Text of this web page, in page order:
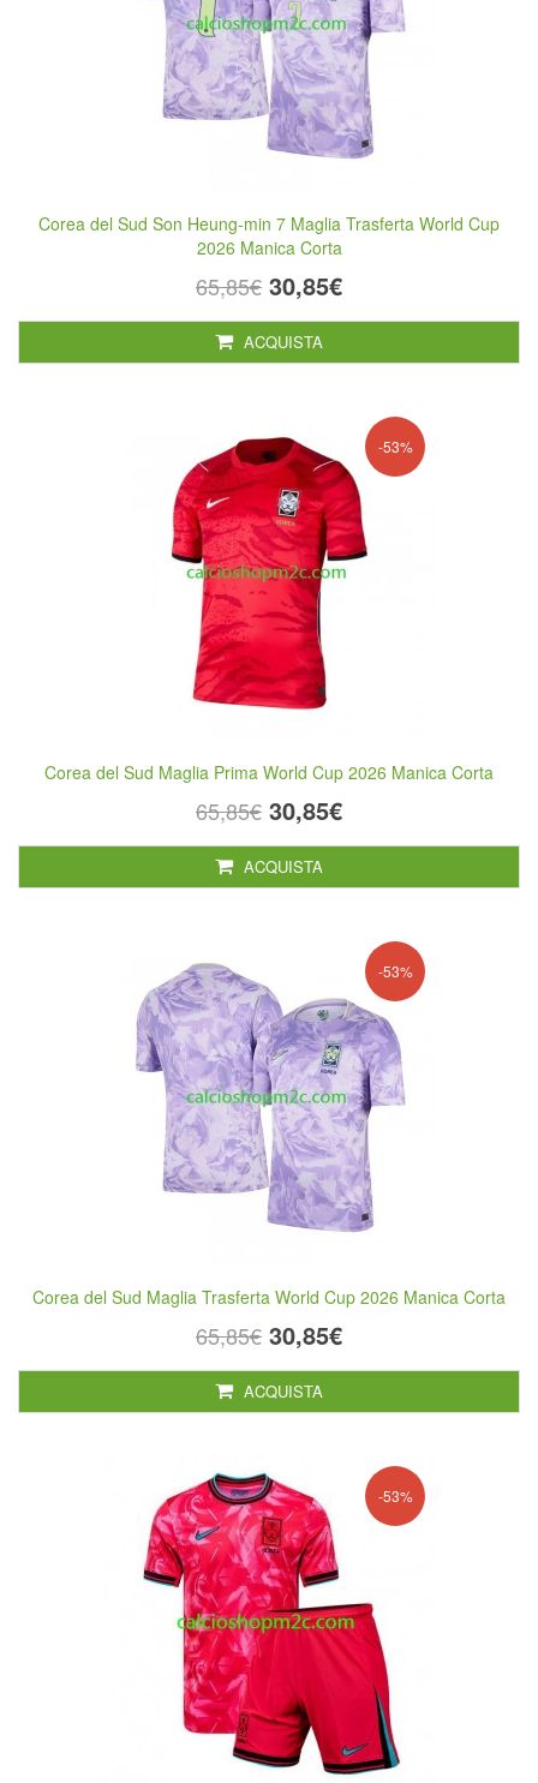
Corea del Sud Son Heung-min 7 Maglia Trasferta World Cup
2026 Manica Corta
65,85€ 30,85€
ACQUISTA
-53%
Corea del Sud Maglia Prima World Cup 2026 Manica Corta
65,85€ 30,85€
ACQUISTA
-53%
Corea del Sud Maglia Trasferta World Cup 2026 Manica Corta
65,85€ 30,85€
ACQUISTA
-53%